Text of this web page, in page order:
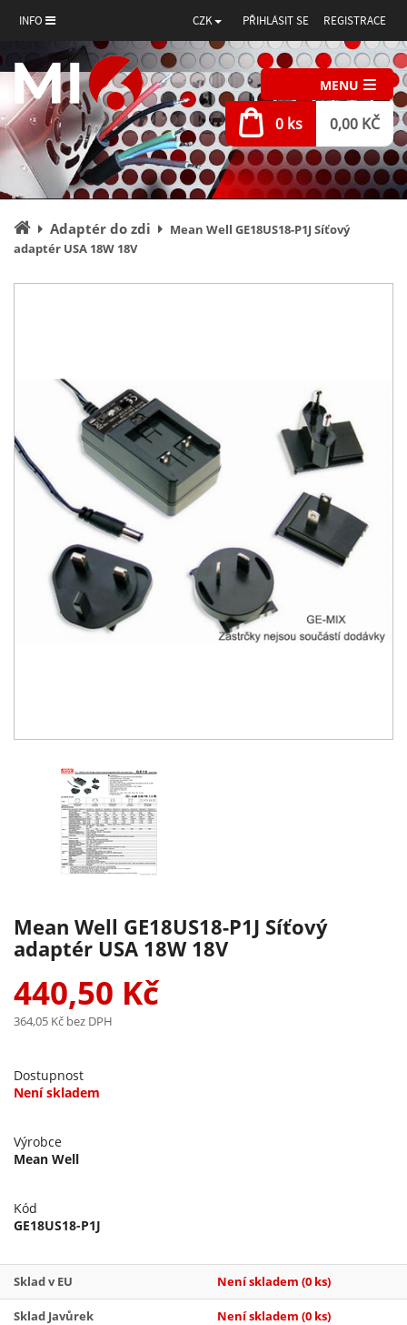
INFO CZK PŘIHLÁSIT SE REGISTRACE
MENU
0 ks 0,00 KČ
Úvodní
stránka
Adaptér do zdi
Mean Well GE18US18-P1J Síťový
adaptér USA 18W 18V
Mean Well GE18US18-P1J Síťový
adaptér USA 18W 18V
440,50 Kč
364,05 Kč bez DPH
Dostupnost
Není skladem
Výrobce
Mean Well
Kód
GE18US18-P1J
Sklad v EU Není skladem (0 ks)
Sklad Javůrek Není skladem (0 ks)